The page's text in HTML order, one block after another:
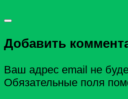
Добавить
Ваш адрес email не
Обязательные поля